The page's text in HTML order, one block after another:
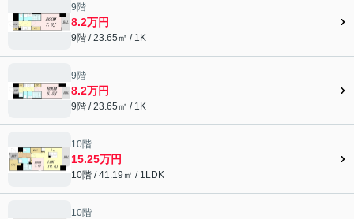
9階
8.2万円
9階 / 23.65㎡ / 1K
9階
8.2万円
9階 / 23.65㎡ / 1K
10階
15.25万円
10階 / 41.19㎡ / 1LDK
10階